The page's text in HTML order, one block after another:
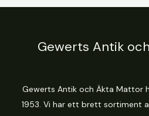
Gewerts Antik
Gewerts Antik och Äkta Mattor
1953. Vi har ett brett sortiment